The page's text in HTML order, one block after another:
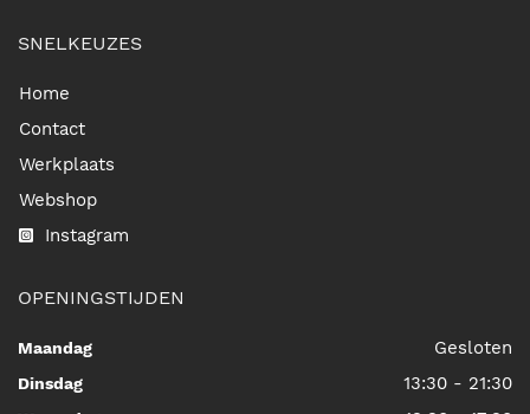
SNELKEUZES
Home
Contact
Werkplaats
Webshop
Instagram
OPENINGSTIJDEN
Maandag Gesloten
Dinsdag 13:30 - 21:30